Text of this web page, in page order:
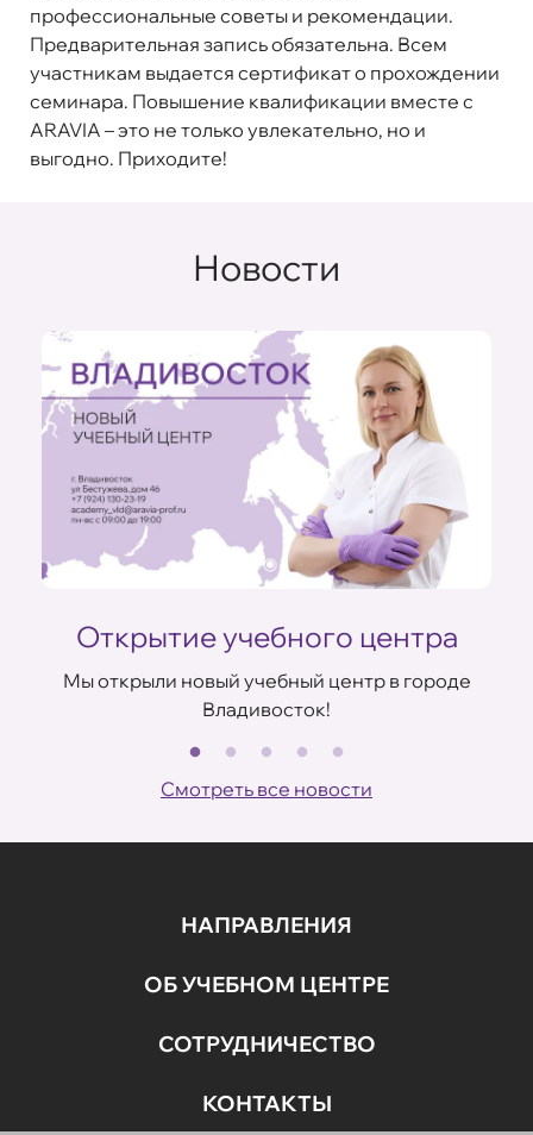
профессиональные советы и рекомендации.
Предварительная запись обязательна. Всем
участникам выдается сертификат о прохождении
семинара. Повышение квалификации вместе с
ARAVIA – это не только увлекательно, но и
выгодно. Приходите!
Новости
Открытие учебного центра
Мы открыли новый учебный центр в городе
Владивосток!
Смотреть все новости
НАПРАВЛЕНИЯ
ОБ УЧЕБНОМ ЦЕНТРЕ
СОТРУДНИЧЕСТВО
КОНТАКТЫ